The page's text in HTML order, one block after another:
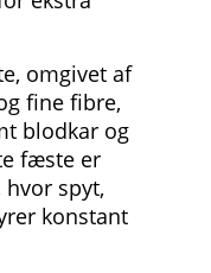
omgivet af
fine fibre,
blodkar og
fæste er
spyt,
konstant